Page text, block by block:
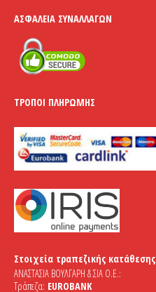
ΑΣΦΆΛΕΙΑ ΣΥΝΑΛΛΑΓΏΝ
ΤΡΌΠΟΙ ΠΛΗΡΩΜΉΣ
Στοιχεία τραπεζικής κατάθεσης
ΑΝΑΣΤΑΣΙΑ ΒΟΥΛΓΑΡΗ & ΣΙΑ Ο.Ε.:
Τράπεζα: EUROBANK